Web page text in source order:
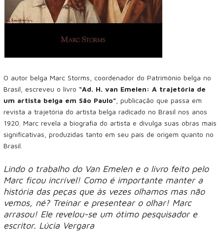
O autor belga Marc Storms, coordenador do Patrimônio belga no
Brasil, escreveu o livro “Ad. H. van Emelen: A trajetória de
um artista belga em São Paulo” , publicação que passa em
revista a trajetória do artista belga radicado no Brasil nos anos
1920. Marc revela a biografia do artista e divulga suas obras mais
significativas, produzidas tanto em seu país de origem quanto no
Brasil.
Lindo o trabalho do Van Emelen e o livro feito pelo
Marc ficou incrível! Como é importante manter a
história das peças que às vezes olhamos mas não
vemos, né? Treinar e presentear o olhar! Marc
arrasou! Ele revelou-se um ótimo pesquisador e
escritor. Lúcia Vergara